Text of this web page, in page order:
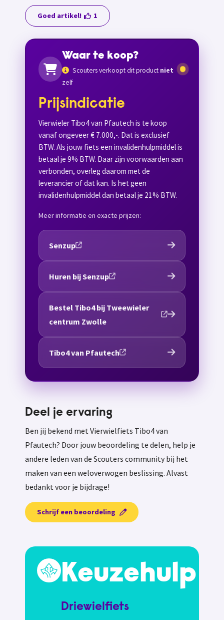
Goed artikel! 1
Waar te koop?
Scouters verkoopt dit product niet
zelf
Prijsindicatie
Vierwieler Tibo4 van Pfautech is te koop
vanaf ongeveer € 7.000,-. Dat is exclusief
BTW. Als jouw fiets een invalidenhulpmiddel is
betaal je 9% BTW. Daar zijn voorwaarden aan
verbonden, overleg daarom met de
leverancier of dat kan. Is het geen
invalidenhulpmiddel dan betaal je 21% BTW.
Meer informatie en exacte prijzen:
Senzup
Huren bij Senzup
Bestel Tibo4 bij Tweewieler
centrum Zwolle
Tibo4 van Pfautech
Deel je ervaring
Ben jij bekend met Vierwielfiets Tibo4 van
Pfautech? Door jouw beoordeling te delen, help je
andere leden van de Scouters community bij het
maken van een weloverwogen beslissing. Alvast
bedankt voor je bijdrage!
Schrijf een beoordeling
Keuzehulp
Driewielfiets